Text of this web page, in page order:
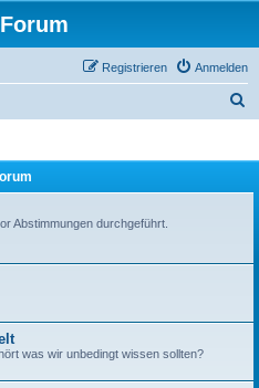
Anmelden
Registrieren
Abstimmungen durchgeführt.
was wir unbedingt wissen sollten?